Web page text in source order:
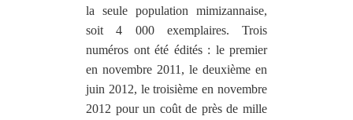
la seule population mimizannaise,
soit 4 000 exemplaires. Trois
numéros ont été édités : le premier
en novembre 2011, le deuxième en
juin 2012, le troisième en novembre
2012 pour un coût de près de mille